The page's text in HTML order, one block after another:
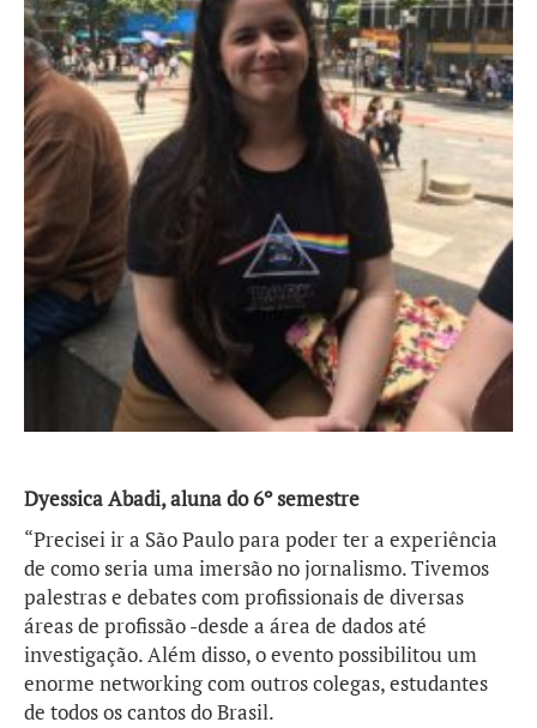
Dyessica Abadi, aluna do 6º semestre
“Precisei ir a São Paulo para poder ter a experiência
de como seria uma imersão no jornalismo. Tivemos
palestras e debates com profissionais de diversas
áreas de profissão -desde a área de dados até
investigação. Além disso, o evento possibilitou um
enorme networking com outros colegas, estudantes
de todos os cantos do Brasil.